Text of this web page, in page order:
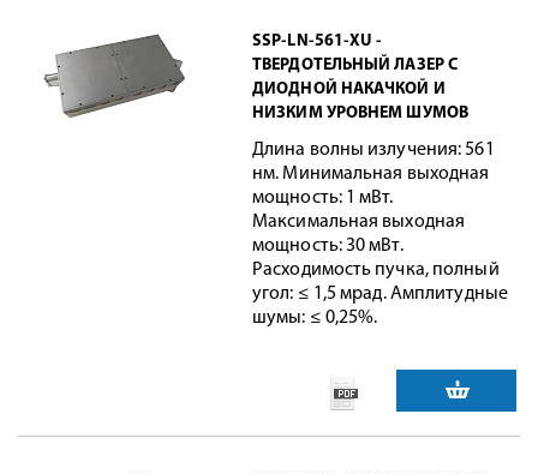
SSP-LN-561-XU -
ТВЕРДОТЕЛЬНЫЙ ЛАЗЕР С
ДИОДНОЙ НАКАЧКОЙ И
НИЗКИМ УРОВНЕМ ШУМОВ
Длина волны излучения: 561
нм. Минимальная выходная
мощность: 1 мВт.
Максимальная выходная
мощность: 30 мВт.
Расходимость пучка, полный
угол: ≤ 1,5 мрад. Амплитудные
шумы: ≤ 0,25%.